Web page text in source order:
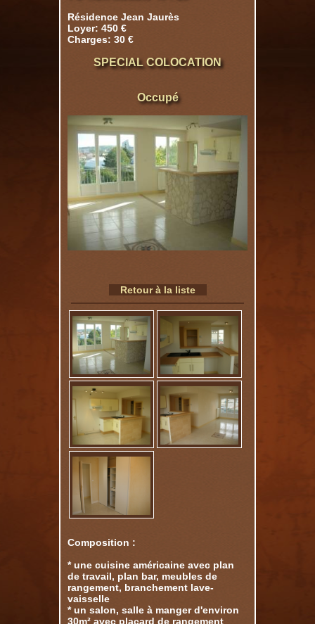
Résidence Jean Jaurès
Loyer: 450 €
Charges: 30 €
SPECIAL COLOCATION
Occupé
Retour à la liste
Composition :
* une cuisine américaine avec plan
de travail, plan bar, meubles de
rangement, branchement lave-
vaisselle
* un salon, salle à manger d'environ
30m² avec placard de rangement